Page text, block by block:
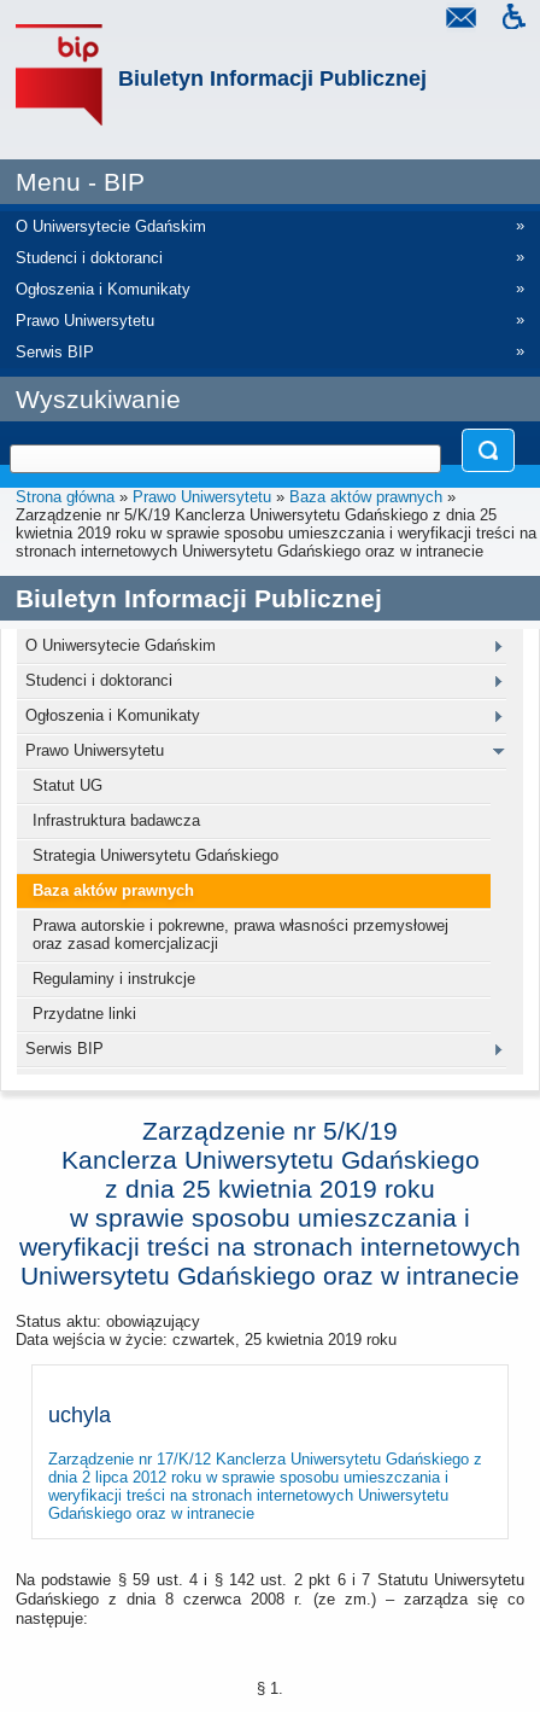
Biuletyn Informacji Publicznej
Menu - BIP
O Uniwersytecie Gdańskim
»
Studenci i doktoranci
»
Ogłoszenia i Komunikaty
»
Prawo Uniwersytetu
»
Serwis BIP
»
Wyszukiwanie
Strona główna» Prawo Uniwersytetu » Baza aktów prawnych »
Zarządzenie nr 5/K/19 Kanclerza Uniwersytetu Gdańskiego z dnia 25
kwietnia 2019 roku w sprawie sposobu umieszczania i weryfikacji treści na
stronach internetowych Uniwersytetu Gdańskiego oraz w intranecie
Biuletyn Informacji Publicznej
O Uniwersytecie Gdańskim
Studenci i doktoranci
Ogłoszenia i Komunikaty
Prawo Uniwersytetu
Statut UG
Infrastruktura badawcza
Strategia Uniwersytetu Gdańskiego
Baza aktów prawnych
Prawa autorskie i pokrewne, prawa własności przemysłowej
oraz zasad komercjalizacji
Regulaminy i instrukcje
Przydatne linki
Serwis BIP
Zarządzenie nr 5/K/19
Kanclerza Uniwersytetu Gdańskiego
z dnia 25 kwietnia 2019 roku
w sprawie sposobu umieszczania i
weryfikacji treści na stronach internetowych
Uniwersytetu Gdańskiego oraz w intranecie
Status aktu: obowiązujący
Data wejścia w życie: czwartek, 25 kwietnia 2019 roku
uchyla
Zarządzenie nr 17/K/12 Kanclerza Uniwersytetu Gdańskiego z
dnia 2 lipca 2012 roku w sprawie sposobu umieszczania i
weryfikacji treści na stronach internetowych Uniwersytetu
Gdańskiego oraz w intranecie
Na podstawie § 59 ust. 4 i § 142 ust. 2 pkt 6 i 7 Statutu Uniwersytetu
Gdańskiego z dnia 8 czerwca 2008 r. (ze zm.) – zarządza się co
następuje:
§ 1.